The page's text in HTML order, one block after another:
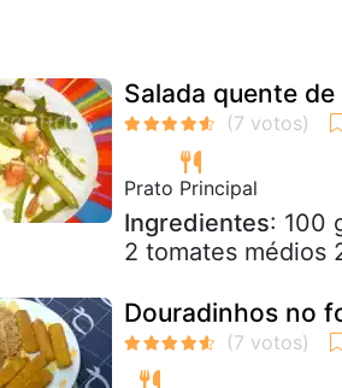
Salada quente
Prato Principal
Ingredientes: 100
2 tomates médios
Douradinhos no